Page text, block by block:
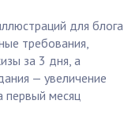
для блога
требования,
за 3 дня, а
— увеличение
первый месяц